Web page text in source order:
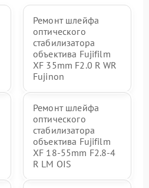
Ремонт шлейфа
оптического
стабилизатора
объектива Fujifilm
XF 35mm F2.0 R WR
Fujinon
Ремонт шлейфа
оптического
стабилизатора
объектива Fujifilm
XF 18-55mm F2.8-4
R LM OIS